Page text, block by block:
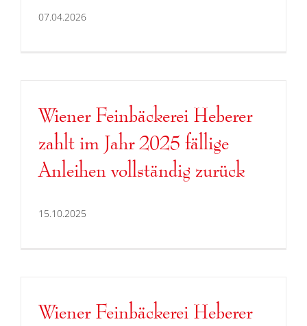
07.04.2026
Wiener Feinbäckerei Heberer
zahlt im Jahr 2025 fällige
Anleihen vollständig zurück
15.10.2025
Wiener Feinbäckerei Heberer